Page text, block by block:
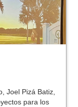
Joel Pizá Batiz,
para los